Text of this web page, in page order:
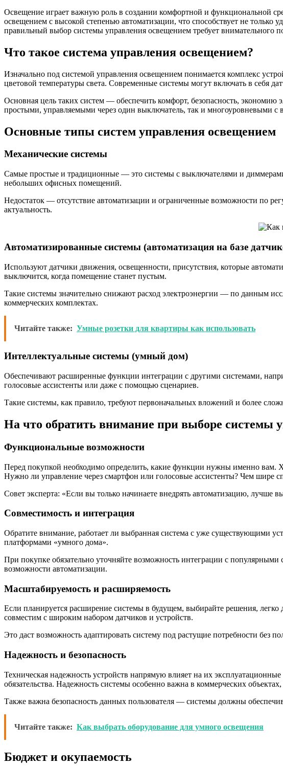
Освещение играет важную роль в создании комфортной и функциональной
освещением с высокой степенью автоматизации, что способствует не
правильный выбор системы управления освещением требует внимательного
Что такое система управления освещением?
Изначально под системой управления освещением понимается комплекс
цветовой температуры света. Современные системы могут включать в себя
Основная цель таких систем — обеспечить комфорт, безопасность,
простыми, управляемыми через один выключатель, так и многоуровневыми
Основные типы систем управления освещением
Механические системы
Самые простые и традиционные — это системы с выключателями и
небольших офисных помещений.
Недостаток — отсутствие автоматизации и ограниченные возможности по
актуальность.
Автоматизированные системы (автоматизация на базе
Используют датчики движения, освещенности, присутствия, которые
выключится, когда помещение станет пустым.
Такие системы значительно снижают расход электроэнергии — по данным
коммерческих комплектах.
Читайте также: Умные розетки для квартиры как использовать
Интеллектуальные системы (умный дом)
Обеспечивают расширенные функции интеграции с другими системами,
голосовые ассистенты или даже с помощью сценариев.
Такие системы, как правило, требуют первоначальных вложений и более
На что обратить внимание при выборе системы
Функциональные возможности
Перед покупкой необходимо определить, какие функции нужны именно вам.
Нужно ли управление через смартфон или голосовые ассистенты? Чем шире
Совет эксперта: «Если вы только начинаете внедрять автоматизацию, лучше
Совместимость и интеграция
Обратите внимание, работает ли выбранная система с уже существующими
платформами «умного дома».
При покупке обязательно уточняйте возможность интеграции с
возможности автоматизации.
Масштабируемость и расширяемость
Если планируется расширение системы в будущем, выбирайте решения,
совместим с широким набором датчиков и устройств.
Это даст возможность адаптировать систему под растущие потребности без
Надежность и безопасность
Техническая надежность устройств напрямую влияет на их
обязательства. Надежность системы особенно важна в коммерческих
Также важна безопасность данных пользователя — системы должны
Читайте также: Как выбрать оборудование для умного освещения
Бюджет и окупаемость